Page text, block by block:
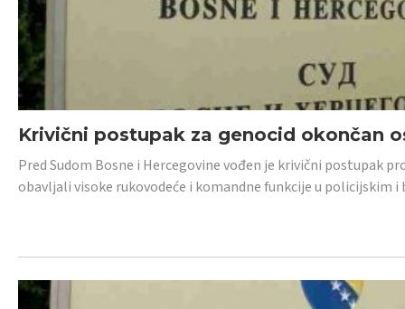
Krivični postupak za genocid okončan
Pred Sudom Bosne i Hercegovine vođen je krivični postupak
obavljali visoke rukovodeće i komandne funkcije u policijskim